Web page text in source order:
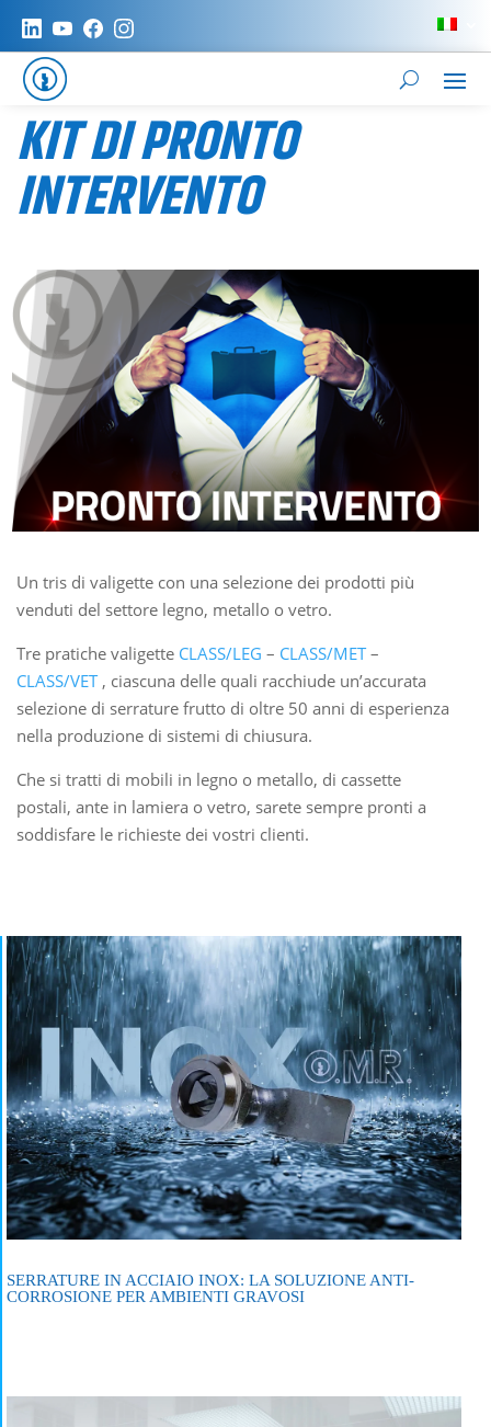
KIT DI PRONTO
INTERVENTO
Un tris di valigette con una selezione dei prodotti più
venduti del settore legno, metallo o vetro.
Tre pratiche valigette CLASS/LEG – CLASS/MET–
CLASS/VET, ciascuna delle quali racchiude un’accurata
selezione di serrature frutto di oltre 50 anni di esperienza
nella produzione di sistemi di chiusura.
Che si tratti di mobili in legno o metallo, di cassette
postali, ante in lamiera o vetro, sarete sempre pronti a
soddisfare le richieste dei vostri clienti.
SERRATURE IN ACCIAIO INOX: LA SOLUZIONE ANTI-
CORROSIONE PER AMBIENTI GRAVOSI